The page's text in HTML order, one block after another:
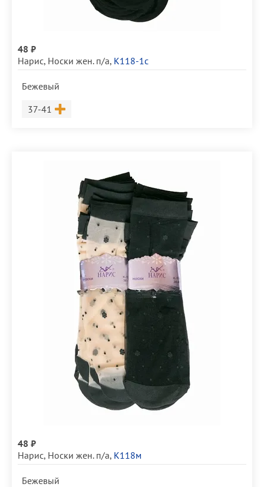
48 ₽
Нарис, Носки жен. п/а, К118-1с
Бежевый
Размер
37-41
48 ₽
Нарис, Носки жен. п/а, К118м
Бежевый